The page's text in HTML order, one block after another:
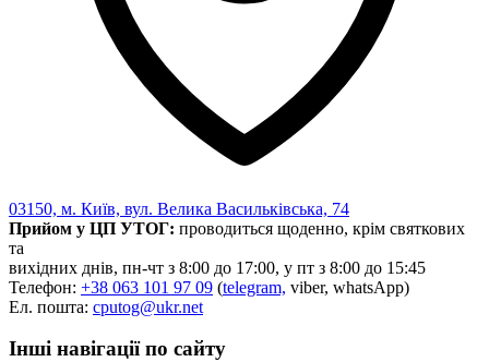
Чернівецька область
Чернігівська область
Особи відповідальні за контактування з
питань укладення договорів
Вивчаємо жестову мову
Ресурс для вивчення жестових мов різних країн
ЦУЖМ
Проєкт "Жестова мова для поліцейських"
Про шахрайські схеми
ВІКТОРИНА
На допомогу військовим
Медична термінологія жестовою мовою
03150, м. Київ, вул. Велика Васильківська, 74
Прийом у ЦП УТОГ: проводиться щоденно, крім святкових
та
вихідних днів, пн-чт з 8:00 до 17:00, у пт з 8:00 до 15:45
Телефон: +38 063 101 97 09 (telegram, viber, whatsApp)
Ел. пошта: cputog@ukr.net
Інші навігації по сайту